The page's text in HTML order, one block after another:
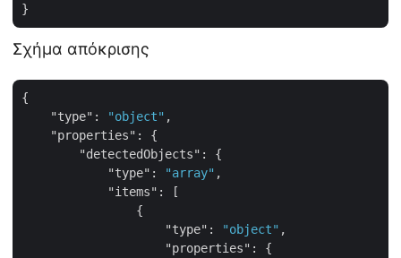
Σχήμα απόκρισης
{
"type" : "object" ,
"properties" : {
"detectedObjects" : {
"type" : "array" ,
"items" : [
                {
"type" : "object" ,
"properties" : {